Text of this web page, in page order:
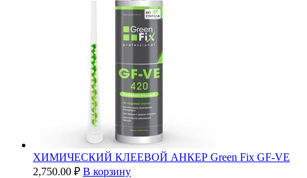
ХИМИЧЕСКИЙ КЛЕЕВОЙ АНКЕР Green Fix GF-VE
2,750.00 ₽ В корзину